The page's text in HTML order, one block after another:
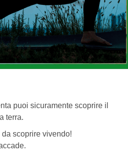
puoi sicuramente scoprire il
terra.
scoprire vivendo!